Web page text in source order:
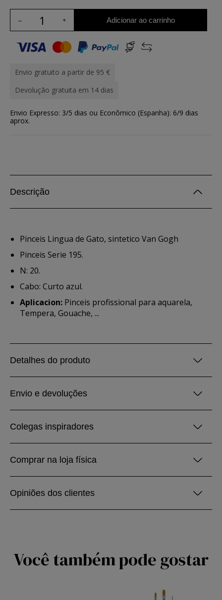
Adicionar ao carrinho
Envio gratuito a partir de 95 €
Devolução gratuita em 14 dias
Envio Expresso: 3/5 dias ou Econômico (Espanha): 6/9 dias
aprox.
Descrição
Pinceis Lingua de Gato, sintetico Van Gogh
Pinceis Serie 195.
N: 20.
Cabo: Curto azul.
Aplicacion: Pinceis profissional para aquarela,
Tempera, Gouache, ...
Detalhes do produto
Envio e devoluções
Colegas inspiradores
Comprar na loja física
Opiniões dos clientes
Você também pode gostar